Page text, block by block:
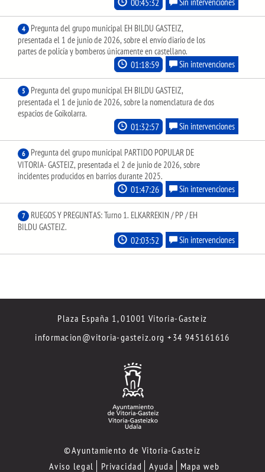
4
Pregunta del grupo municipal EH BILDU GASTEIZ,
presentada el 1 de junio de 2026, sobre el envío diario de los
partes de policía y bomberos únicamente en castellano.
01:18:59 Sin intervenciones
5
Pregunta del grupo municipal EH BILDU GASTEIZ,
presentada el 1 de junio de 2026, sobre la nomenclatura de dos
espacios de Goikolarra.
01:32:57 Sin intervenciones
6
Pregunta del grupo municipal PARTIDO POPULAR DE
VITORIA- GASTEIZ, presentada el 2 de junio de 2026, sobre
incidentes producidos en barrios durante 2025.
01:47:26 Sin intervenciones
7
RUEGOS Y PREGUNTAS: Turno 1. ELKARREKIN / PP / EH
BILDU GASTEIZ.
02:03:52 Sin intervenciones
Plaza España 1, 01001 Vitoria-Gasteiz
informacion@vitoria-gasteiz.org +34 945161616
©Ayuntamiento de Vitoria-Gasteiz
Aviso legal
Privacidad Ayuda
Mapa web